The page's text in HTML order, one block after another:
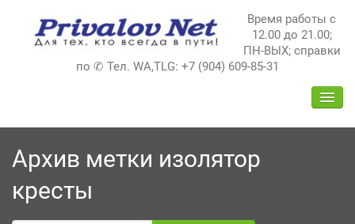
содержимому
Время работы с
12.00 до 21.00;
ПН-ВЫХ; справки
по ✆ Тел. WA,TLG: +7 (904) 609-85-31
Архив метки изолятор
кресты